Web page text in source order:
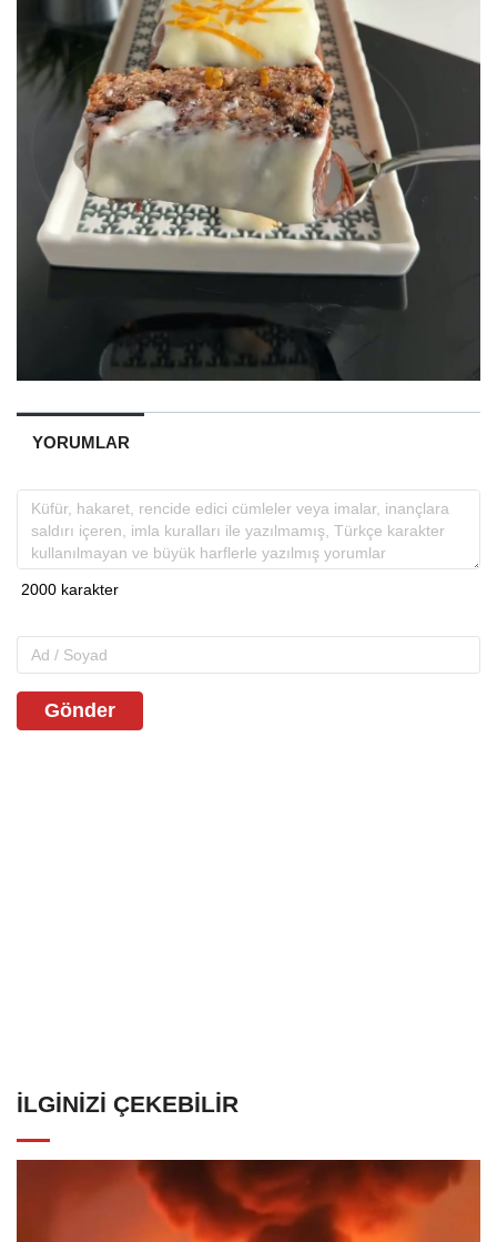
YORUMLAR
Gönder
İLGINIZI ÇEKEBILIR